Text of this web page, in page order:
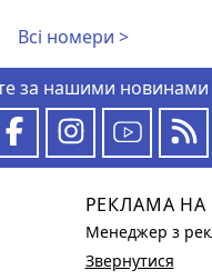
Всі номери >
за нашими новинами
РЕКЛАМА НА
Менеджер з
Звернутися